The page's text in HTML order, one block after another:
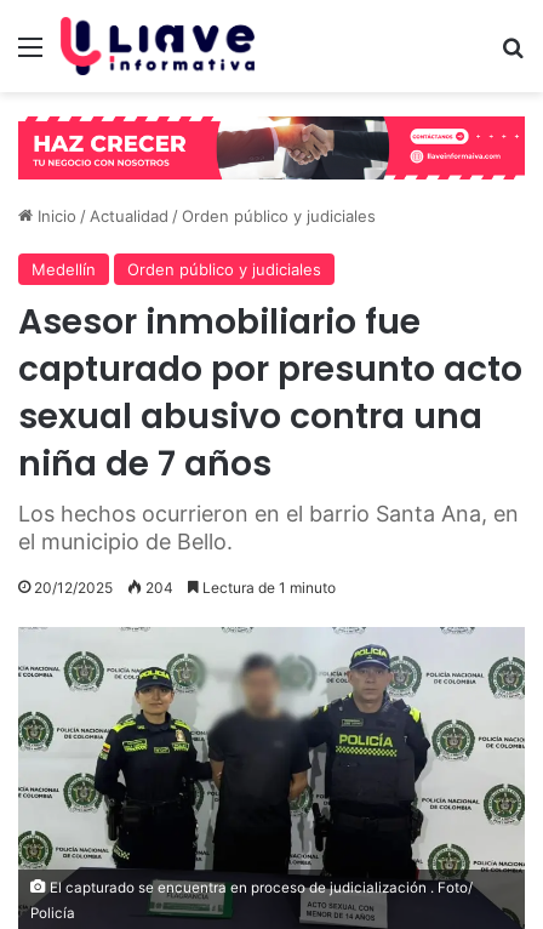
Menú
Inicio / Actualidad /Orden público y judiciales
Medellín Orden público y judiciales
Asesor inmobiliario fue
capturado por presunto acto
sexual abusivo contra una
niña de 7 años
Los hechos ocurrieron en el barrio Santa Ana, en
el municipio de Bello.
20/12/2025 204 Lectura de 1 minuto
El capturado se encuentra en proceso de judicialización . Foto/
Policía